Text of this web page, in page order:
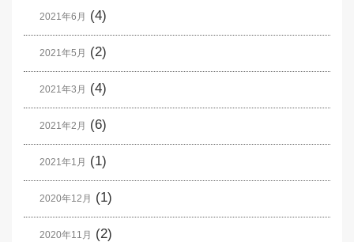
2021年6月 (4)
2021年5月 (2)
2021年3月 (4)
2021年2月 (6)
2021年1月 (1)
2020年12月 (1)
2020年11月 (2)